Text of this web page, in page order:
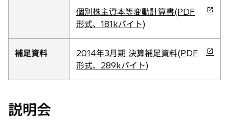
く
タ
ブ
で
く
個別株主資本等変動計算書(PDF
形式、181kバイト)
新
し
い
タ
ブ
で
補足資料
2014年3月期 決算補足資料(PDF
形式、289kバイト)
新
し
い
説明会